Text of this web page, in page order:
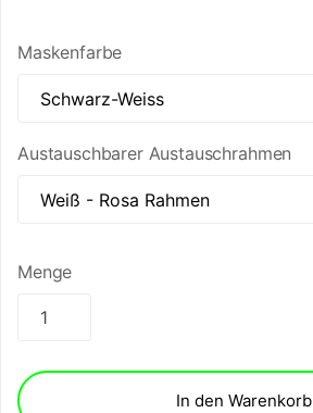
Maskenfarbe
Austauschbarer Austauschrahmen
Menge
In den Warenkorb